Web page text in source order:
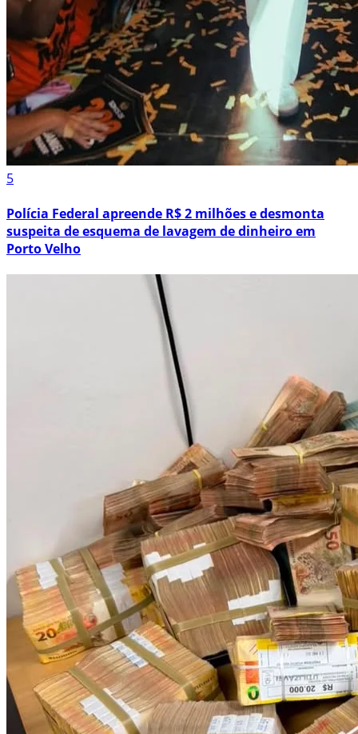
5
Polícia Federal apreende R$ 2 milhões e desmonta
suspeita de esquema de lavagem de dinheiro em
Porto Velho